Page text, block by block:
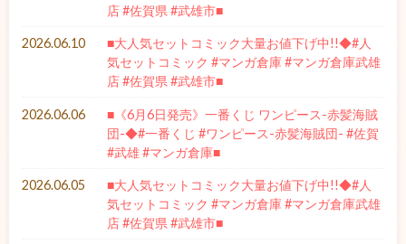
店 #佐賀県 #武雄市■
2026.06.10
■大人気セットコミック大量お値下げ中!!◆#人
気セットコミック #マンガ倉庫 #マンガ倉庫武雄
店 #佐賀県 #武雄市■
2026.06.06
■《6月6日発売》一番くじ ワンピース-赤髪海賊
団-◆#一番くじ #ワンピース-赤髪海賊団- #佐賀
#武雄 #マンガ倉庫■
2026.06.05
■大人気セットコミック大量お値下げ中!!◆#人
気セットコミック #マンガ倉庫 #マンガ倉庫武雄
店 #佐賀県 #武雄市■